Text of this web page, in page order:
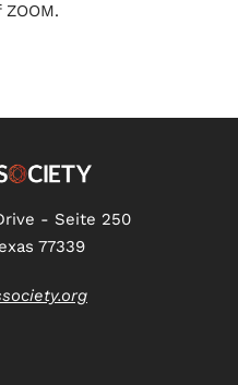
ZOOM.
- Seite 250
77339